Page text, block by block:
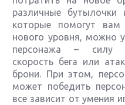
различные
которые помогут
нового уровня, можно
персонажа – силу
скорость бега или
брони. При этом,
может победить
все зависит от умения